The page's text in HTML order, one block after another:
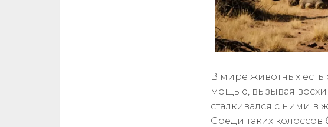
В мире животных
мощью, вызывая
сталкивался с ними в
Среди таких